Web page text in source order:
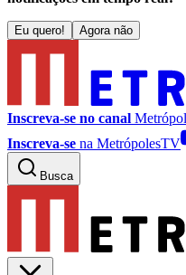
Eu quero! Agora não
Inscreva-se no canal
Inscreva-se na MetrópolesTV
Busca